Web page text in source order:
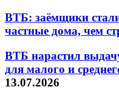
ВТБ: заёмщики
частные дома, чем
ВТБ нарастил
для малого и
13.07.2026